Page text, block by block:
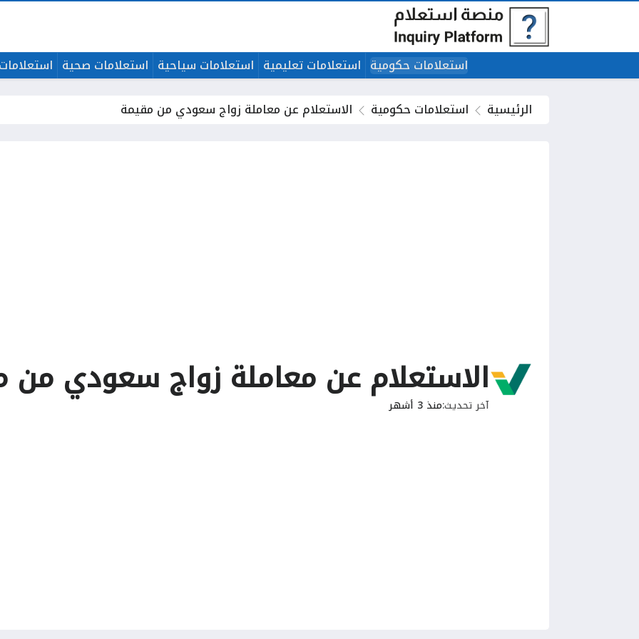
استعلامات حكومية استعلامات تعليمية استعلامات سياحية استعلامات صحية
الرئيسية
استعلامات حكومية الاستعلام عن معاملة زواج سعودي من مقيمة
الاستعلام عن معاملة زواج سعودي من
آخر تحديثمنذ 3 أشهر